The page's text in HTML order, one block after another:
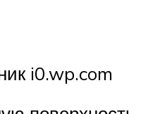
i0.wp.com